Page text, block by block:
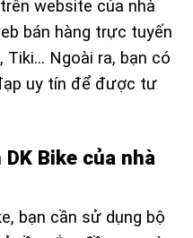
website của nhà
bán hàng trực tuyến
Tiki… Ngoài ra, bạn có
uy tín để được tư
Bike của nhà
bạn cần sử dụng bộ